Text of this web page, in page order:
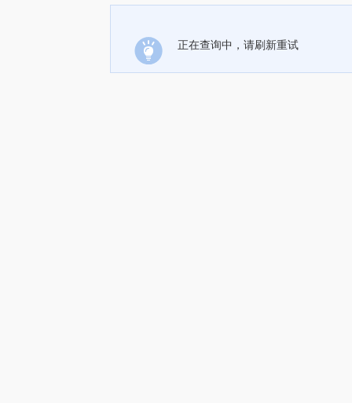
正在查询中，请刷新重试